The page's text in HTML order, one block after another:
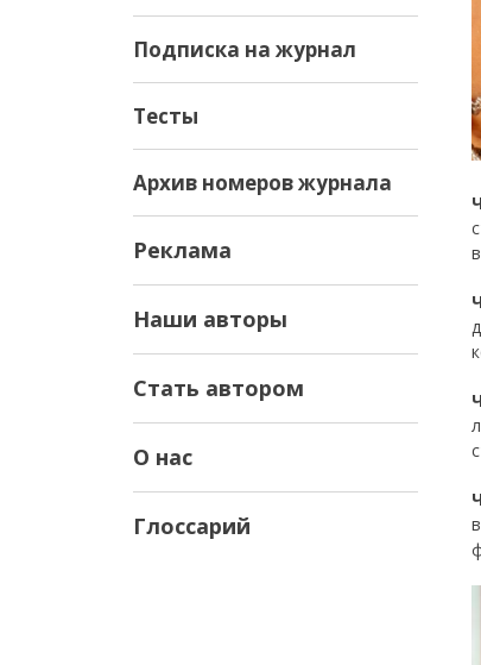
Подписка на журнал
Тесты
Архив номеров журнала
Реклама
Наши авторы
Стать автором
О нас
Глоссарий